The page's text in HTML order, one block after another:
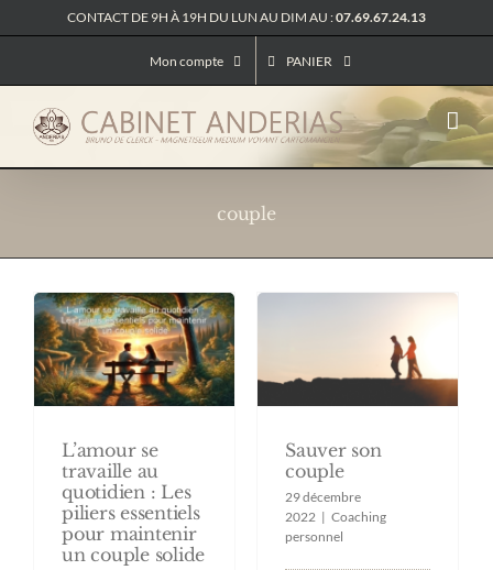
au
CONTACT DE 9H À 19H DU LUN AU DIM AU :07.69.67.24.13
Mon compte PANIER
couple
L’amour se
travaille au
quotidien : Les
piliers essentiels
pour maintenir
un couple solide
Sauver son
couple
29 décembre
2022 | Coaching
personnel